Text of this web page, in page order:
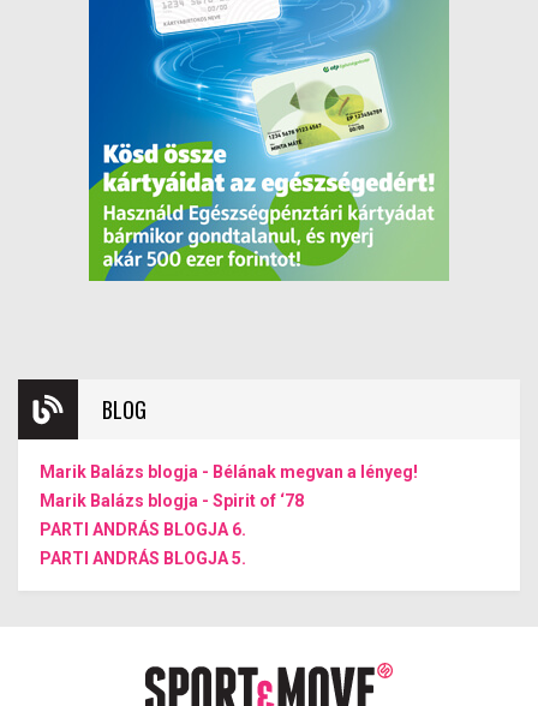
BLOG
Marik Balázs blogja - Bélának megvan a lényeg!
Marik Balázs blogja - Spirit of ‘78
PARTI ANDRÁS BLOGJA 6.
PARTI ANDRÁS BLOGJA 5.